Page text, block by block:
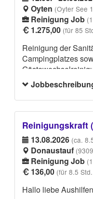
Schuhwerk.
Oyten (Oyter See
Reinigung Job
1.275,00 (für 85
Reinigung der
Campingplatzes
13.08.2026 (ca.
Donaustauf
Reinigung Job
136,00 (für 8.5
Hallo liebe